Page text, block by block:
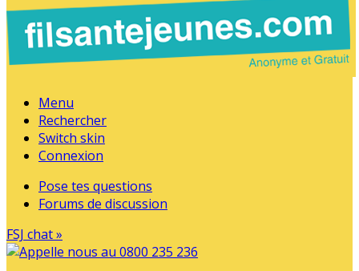
Menu
Rechercher
Switch skin
Connexion
Pose tes questions
Forums de discussion
FSJ chat »